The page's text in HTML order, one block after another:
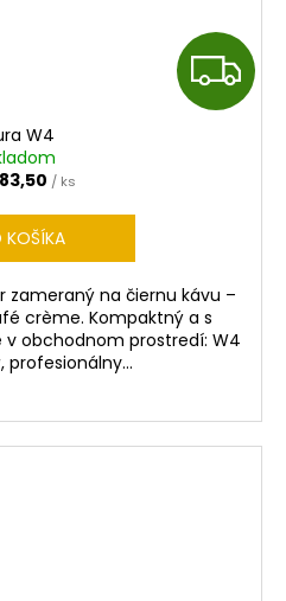
Z
W4
/ ks
KOŠÍKA
zameraný na čiernu kávu –
crème. Kompaktný a s
obchodnom prostredí: W4
profesionálny...